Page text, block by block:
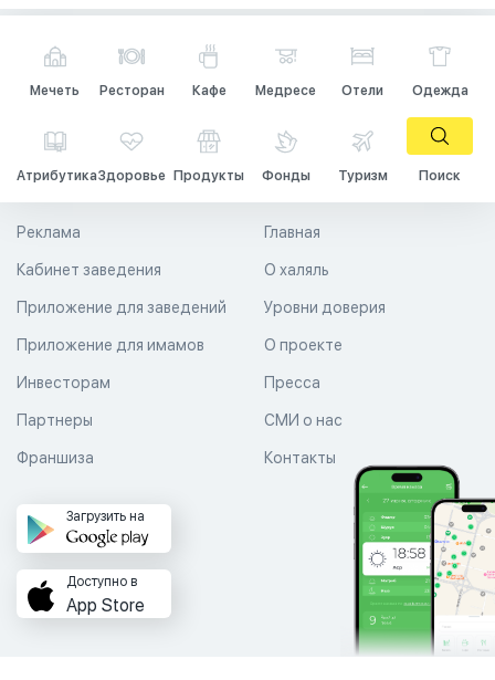
Мечеть Ресторан Кафе Медресе Отели Одежда
АтрибутикаЗдоровье Продукты Фонды Туризм Поиск
Главная
О халяль
Уровни доверия
Реклама
Кабинет заведения
Приложение для заведений
Приложение для имамов О проекте
Пресса
СМИ о нас
Контакты
Инвесторам
Партнеры
Франшиза
Загрузить на
Доступно в
App Store